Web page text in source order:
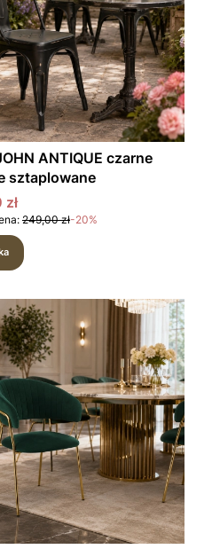
ANTIQUE czarne
sztaplowane
249,00 zł-20%